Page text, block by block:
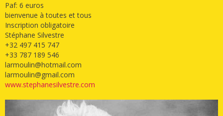
Paf: 6 euros
bienvenue à toutes et tous
Inscription obligatoire
Stéphane Silvestre
+32 497 415 747
+33 787 189 546
larmoulin@hotmail.com
larmoulin@gmail.com
www.stephanesilvestre.com